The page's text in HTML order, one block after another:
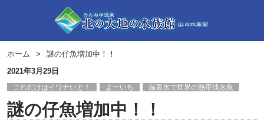
ホーム
謎の仔魚増加中！！
2021年3月29日
これだけはイワナいと！ よーいち 温泉水で世界の熱帯淡水魚
謎の仔魚増加中！！